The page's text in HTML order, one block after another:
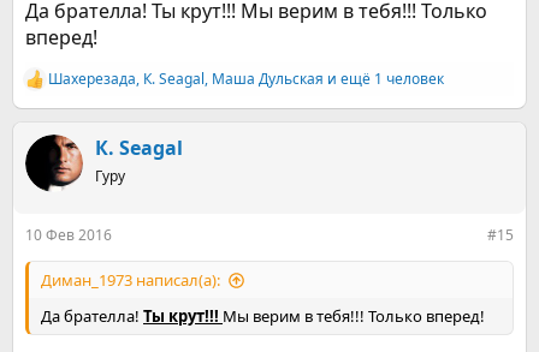
Да брателла! Ты крут!!! Мы верим в тебя!!! Только
вперед!
Р
е
к
ц
и
Шахерезада, К. Seagal, Маша Дульская и ещё 1 человек
К. Seagal
Гуру
10 Фев 2016 #15
Диман_1973 написал(а):
Да брателла! Ты крут!!! Мы верим в тебя!!! Только вперед!